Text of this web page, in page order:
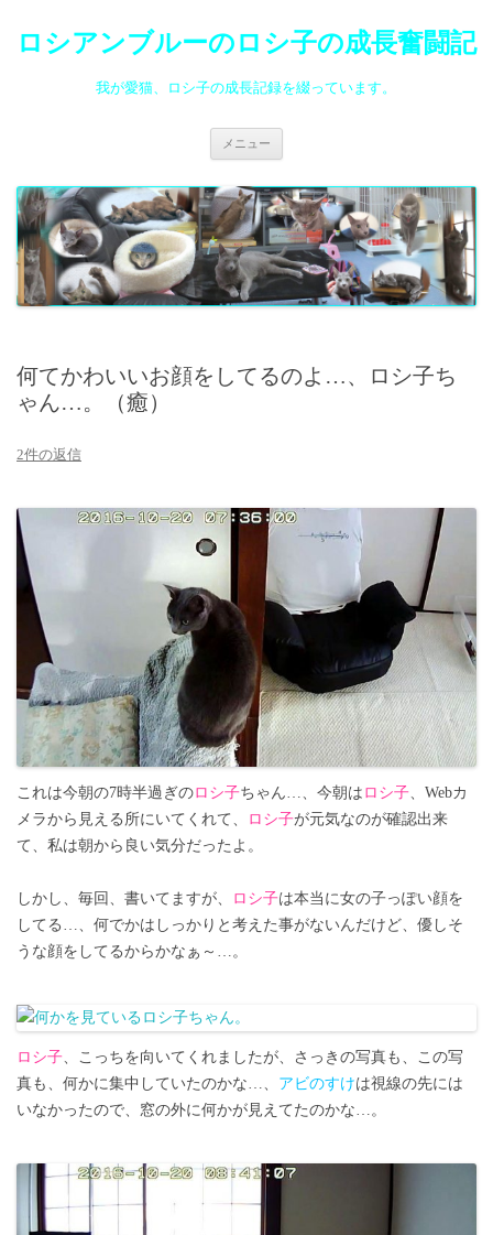
ロシアンブルーのロシ子の成長奮闘記
我が愛猫、ロシ子の成長記録を綴っています。
メニュー
ツ
へ
ス
キ
ッ
プ
何てかわいいお顔をしてるのよ…、ロシ子ち
ゃん…。（癒）
2件の返信
これは今朝の7時半過ぎのロシ子ちゃん…、今朝は ロシ子 、Webカ
メラから見える所にいてくれて、
ロシ子が元気なのが確認出来
て、私は朝から良い気分だったよ。
しかし、毎回、書いてますが、 ロシ子は本当に女の子っぽい顔を
してる…、何でかはしっかりと考えた事がないんだけど、優しそ
うな顔をしてるからかなぁ～…。
ロシ子 、こっちを向いてくれましたが、さっきの写真も、この写
真も、何かに集中していたのかな…、 アビのすけは視線の先には
いなかったので、窓の外に何かが見えてたのかな…。